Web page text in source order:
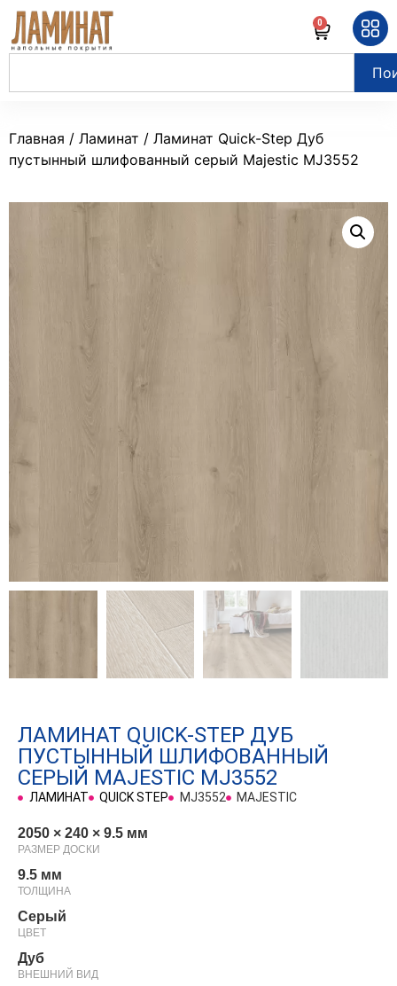
0
Главная / Ламинат / Ламинат Quick-Step Дуб
пустынный шлифованный серый Majestic MJ3552
ЛАМИНАТ QUICK-STEP ДУБ
ПУСТЫННЫЙ ШЛИФОВАННЫЙ
СЕРЫЙ MAJESTIC MJ3552
ЛАМИНАТ QUICK STEP MJ3552 MAJESTIC
2050 × 240 × 9.5 мм
РАЗМЕР ДОСКИ
9.5 мм
ТОЛЩИНА
Серый
ЦВЕТ
Дуб
ВНЕШНИЙ ВИД